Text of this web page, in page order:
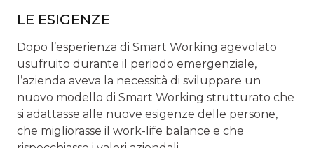
LE ESIGENZE
Dopo l’esperienza di Smart Working agevolato
usufruito durante il periodo emergenziale,
l’azienda aveva la necessità di sviluppare un
nuovo modello di Smart Working strutturato che
si adattasse alle nuove esigenze delle persone,
che migliorasse il work-life balance e che